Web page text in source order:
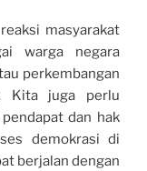
masyarakat
warga negara
perkembangan
Kita juga perlu
dan hak
demokrasi di
berjalan dengan